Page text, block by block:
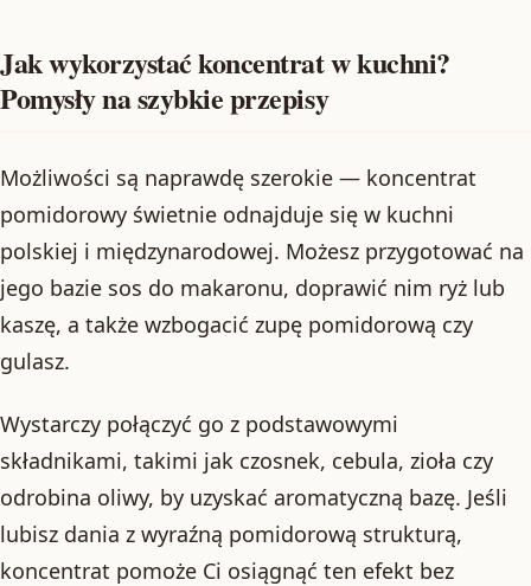
Jak wykorzystać koncentrat w kuchni?
Pomysły na szybkie przepisy
Możliwości są naprawdę szerokie — koncentrat
pomidorowy świetnie odnajduje się w kuchni
polskiej i międzynarodowej. Możesz przygotować na
jego bazie sos do makaronu, doprawić nim ryż lub
kaszę, a także wzbogacić zupę pomidorową czy
gulasz.
Wystarczy połączyć go z podstawowymi
składnikami, takimi jak czosnek, cebula, zioła czy
odrobina oliwy, by uzyskać aromatyczną bazę. Jeśli
lubisz dania z wyraźną pomidorową strukturą,
koncentrat pomoże Ci osiągnąć ten efekt bez